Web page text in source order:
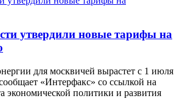
утвердили новые тарифы на
для москвичей вырастет с 1 июля
«Интерфакс» со ссылкой на
экономической политики и развития